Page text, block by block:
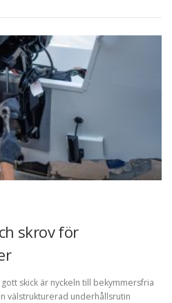
skrov för
skick är nyckeln till bekymmersfria
välstrukturerad underhållsrutin